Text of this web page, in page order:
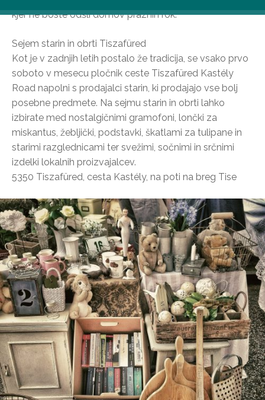
kjer ne boste odšli domov praznih rok.
Sejem starin in obrti Tiszafüred
Kot je v zadnjih letih postalo že tradicija, se vsako prvo
soboto v mesecu pločnik ceste Tiszafüred Kastély
Road napolni s prodajalci starin, ki prodajajo vse bolj
posebne predmete. Na sejmu starin in obrti lahko
izbirate med nostalgičnimi gramofoni, lončki za
miskantus, žebljički, podstavki, škatlami za tulipane in
starimi razglednicami ter svežimi, sočnimi in srčnimi
izdelki lokalnih proizvajalcev.
5350 Tiszafüred, cesta Kastély, na poti na breg Tise